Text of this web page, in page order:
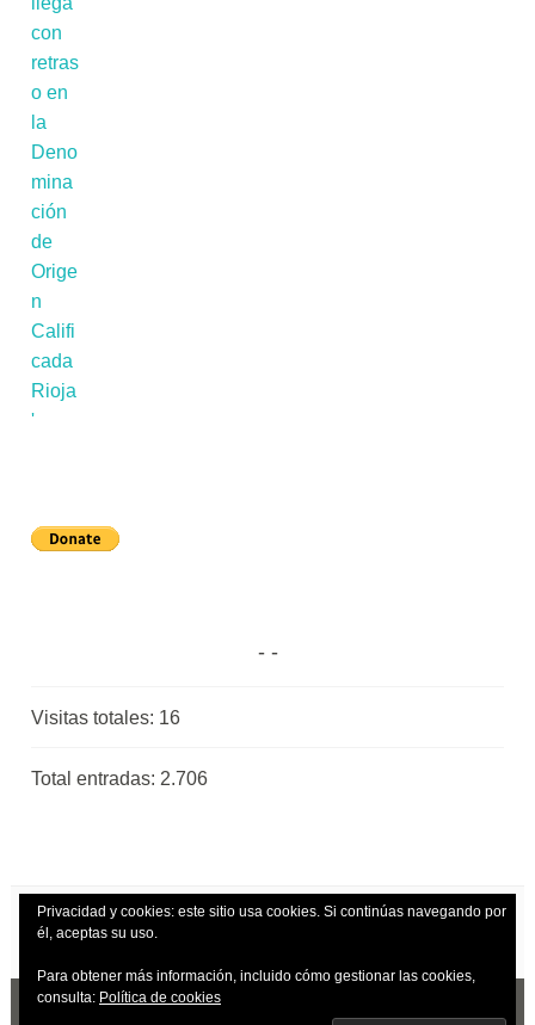
Visitas totales: 16
Total entradas: 2.706
Privacidad y cookies: este sitio usa cookies. Si continúas navegando por
él, aceptas su uso.
Para obtener más información, incluido cómo gestionar las cookies,
consulta: Política de cookies